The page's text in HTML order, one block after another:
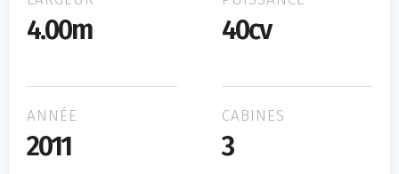
4.00m 40cv
ANNÉE
2011
CABINES
3